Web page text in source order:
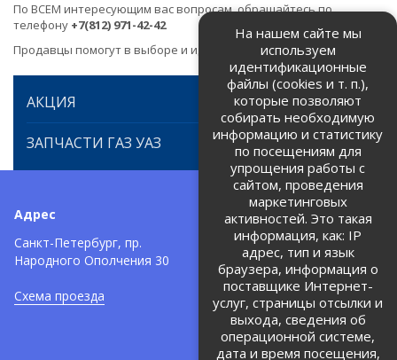
По ВСЕМ интересующим вас вопросам, обращайтесь по
телефону +7(812) 971-42-42
Продавцы помогут в выборе и идентификации товара.
АКЦИЯ
ЗАПЧАСТИ ГАЗ УАЗ
Адрес
Санкт-Петербург, пр.
Народного Ополчения 30
Схема проезда
Телефоны:
+7 (812) 971-42-42
Политика об обработке и
защите персональных данных
Соглашение на обработку
персональных данных
На нашем сайте мы
используем
идентификационные
файлы (cookies и т. п.),
которые позволяют
собирать необходимую
информацию и статистику
по посещениям для
упрощения работы с
сайтом, проведения
маркетинговых
активностей. Это такая
информация, как: IP
адрес, тип и язык
браузера, информация о
поставщике Интернет-
услуг, страницы отсылки и
выхода, сведения об
операционной системе,
дата и время посещения,